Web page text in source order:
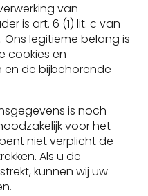
van
is art. 6 (1) lit. c van
Ons legitieme belang is
cookies en
en de bijbehorende
is noch
voor het
niet verplicht de
Als u de
kunnen wij uw